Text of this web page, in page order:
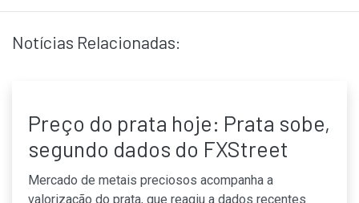
Notícias Relacionadas:
Preço do prata hoje: Prata sobe,
segundo dados do FXStreet
Mercado de metais preciosos acompanha a
valorização do prata, que reagiu a dados recentes